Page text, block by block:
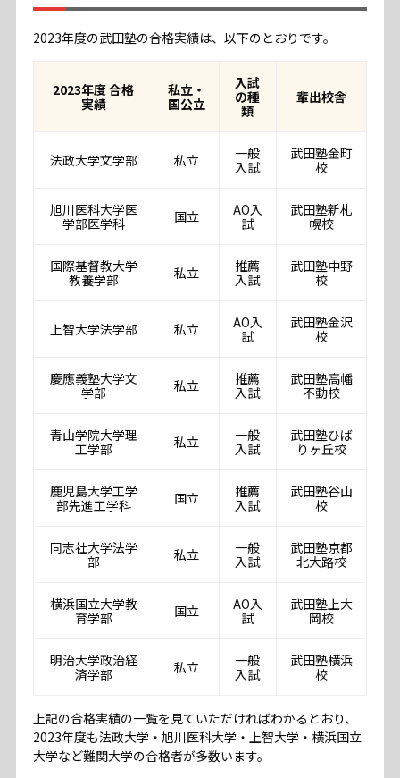
2023年度の武田塾の合格実績は、以下のとおりです。
2023年度 合格
実績
私立・
国公立
入試
の種
類
輩出校舎
法政大学文学部 私立
一般
入試
武田塾金町
校
旭川医科大学医
学部医学科
国立
AO入
試
武田塾新札
幌校
国際基督教大学
教養学部
私立
推薦
入試
武田塾中野
校
上智大学法学部 私立
AO入
試
武田塾金沢
校
慶應義塾大学文
学部
私立
推薦
入試
武田塾高幡
不動校
青山学院大学理
工学部
私立
一般
入試
武田塾ひば
りヶ丘校
鹿児島大学工学
部先進工学科
国立
推薦
入試
武田塾谷山
校
同志社大学法学
部
私立
一般
入試
武田塾京都
北大路校
横浜国立大学教
育学部
国立
AO入
試
武田塾上大
岡校
明治大学政治経
済学部
私立
一般
入試
武田塾横浜
校
上記の合格実績の一覧を見ていただければわかるとおり、
2023年度も法政大学・旭川医科大学・上智大学・横浜国立
大学など難関大学の合格者が多数います。